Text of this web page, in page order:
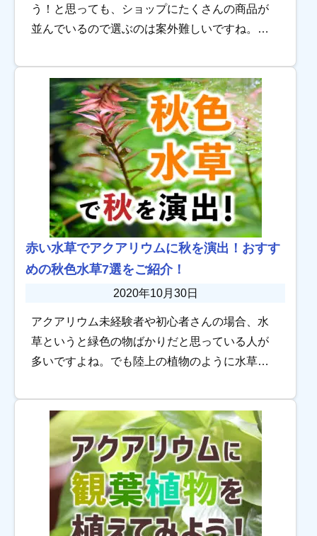
う！と思っても、ショップにたくさんの商品が
並んでいるので選ぶのは案外難しいですね。中
に必須のアイテムというわけではないため、入
れるかどう […]
赤い水草でアクアリウムに秋を演出！おすす
めの秋色水草7選をご紹介！
2020年10月30日
アクアリウム未経験者や初心者さんの場合、水
草というと緑色の物ばかりだと思っている人が
多いですよね。でも陸上の植物のように水草に
フィラム アルアナの夕焼け ロタラ ロトンディフ
ォ […]